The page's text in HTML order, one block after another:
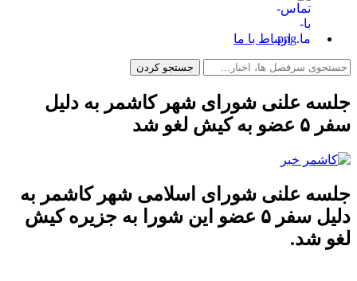
ارتباط با ما
جلسه علنی شورای شهر کاشمر به دلیل
سفر ۵ عضو به کیش لغو شد
جلسه علنی شورای اسلامی شهر کاشمر به
دلیل سفر ۵ عضو این شورا به جزیره کیش
لغو شد.